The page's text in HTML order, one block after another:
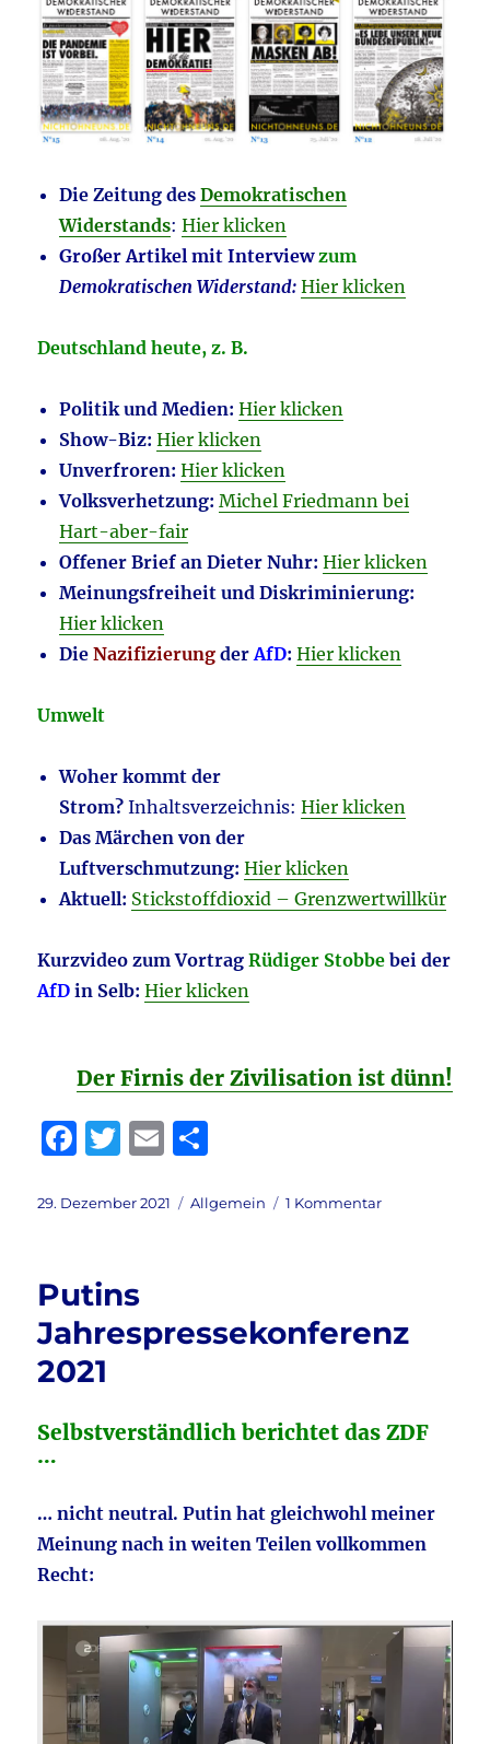
Die Zeitung desDemokratischen
Widerstands:Hier klicken
Großer Artikel mit Interviewzum
Demokratischen Widerstand:Hier klicken
Deutschland heute, z. B.
Politik und Medien: Hier klicken
Show-Biz: Hier klicken
Unverfroren: Hier klicken
Volksverhetzung: Michel Friedmann bei
Hart-aber-fair
Offener Brief an Dieter Nuhr: Hier klicken
Meinungsfreiheit und Diskriminierung:
Hier klicken
DieNazifizierung derAfD:Hier klicken
Umwelt
Woher kommt der
Strom? Inhaltsverzeichnis:Hier klicken
Das Märchen von der
Luftverschmutzung: Hier klicken
Aktuell: Stickstoffdioxid – Grenzwertwillkür
Kurzvideo zum VortragRüdiger Stobbe bei der
AfD in Selb: Hier klicken
Der Firnis der Zivilisation ist dünn!
F
c
b
o
o
k
T
it
r
E
ai le
Veröffentlicht
29. Dezember 2021 Kategorien
Allgemein 1 Kommentarzu
Putins
Jahrespressekonferenz
2021
Selbstverständlich berichtet das ZDF
…
… nicht neutral. Putin hat gleichwohl meiner
Meinung nach in weiten Teilen vollkommen
Recht:
Video-
Player